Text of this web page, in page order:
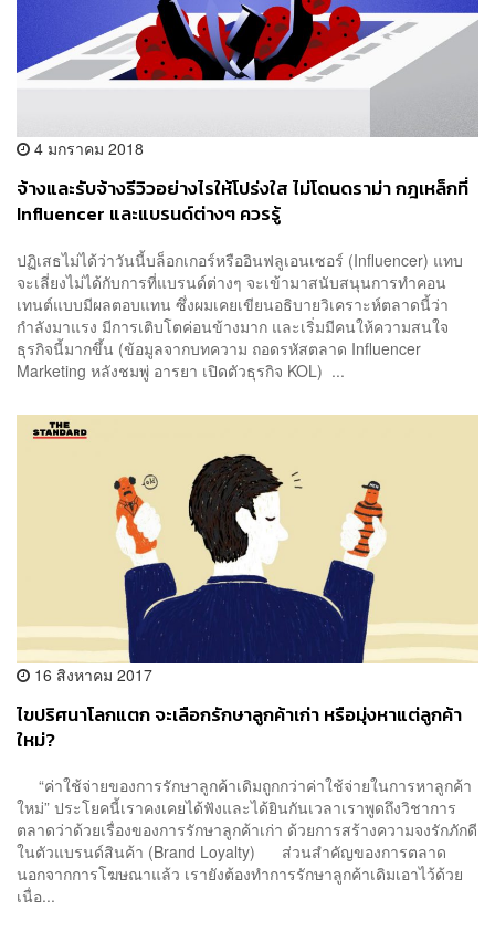
4 มกราคม 2018
จ้างและรับจ้างรีวิวอย่างไรให้โปร่งใส ไม่โดนดราม่า กฎเหล็กที่
Influencer และแบรนด์ต่างๆ ควรรู้
ปฏิเสธไม่ได้ว่าวันนี้บล็อกเกอร์หรืออินฟลูเอนเซอร์ (Influencer) แทบ
จะเลี่ยงไม่ได้กับการที่แบรนด์ต่างๆ จะเข้ามาสนับสนุนการทำคอน
เทนต์แบบมีผลตอบแทน ซึ่งผมเคยเขียนอธิบายวิเคราะห์ตลาดนี้ว่า
กำลังมาแรง มีการเติบโตค่อนข้างมาก และเริ่มมีคนให้ความสนใจ
ธุรกิจนี้มากขึ้น (ข้อมูลจากบทความ ถอดรหัสตลาด Influencer
Marketing หลังชมพู่ อารยา เปิดตัวธุรกิจ KOL) ...
16 สิงหาคม 2017
ไขปริศนาโลกแตก จะเลือกรักษาลูกค้าเก่า หรือมุ่งหาแต่ลูกค้า
ใหม่?
“ค่าใช้จ่ายของการรักษาลูกค้าเดิมถูกกว่าค่าใช้จ่ายในการหาลูกค้า
ใหม่” ประโยคนี้เราคงเคยได้ฟังและได้ยินกันเวลาเราพูดถึงวิชาการ
ตลาดว่าด้วยเรื่องของการรักษาลูกค้าเก่า ด้วยการสร้างความจงรักภักดี
ในตัวแบรนด์สินค้า (Brand Loyalty) ส่วนสำคัญของการตลาด
นอกจากการโฆษณาแล้ว เรายังต้องทำการรักษาลูกค้าเดิมเอาไว้ด้วย
เนื่อ...